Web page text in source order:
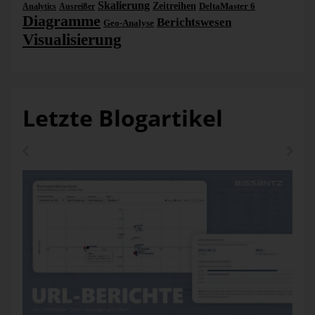
Optisch gibt es bei der Lage der Objekte nun keinen
Unterschied zur letzten Grafik zu sehen:
Analytics Ausreißer Skalierung Zeitreihen DeltaMaster 6
Diagramme Geo-Analyse Berichtswesen
Visualisierung
Letzte Blogartikel